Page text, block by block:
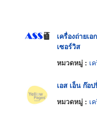
เครื่องถ่ายเ
เซอร์วิส
หมวดหมู่ : เ
เอส เอ็น ก๊อ
หมวดหมู่ : เ